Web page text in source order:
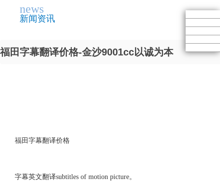
news
新闻资讯
福田字幕翻译价格-金沙9001cc以诚为本
福田字幕翻译价格
字幕英文翻译subtitles of motion picture。